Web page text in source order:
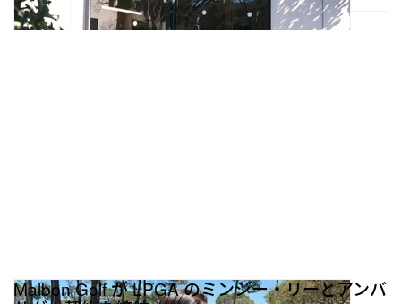
Malbon Golf が LPGA のミンジー・リーとアンバ